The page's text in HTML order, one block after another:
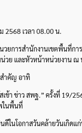
เวลา 08.00 น.
ยการสำนักงานเขตพื้นที่ก
วย และหัวหน้าหน่วยงาน ณ
ำคัญ อาทิ
ช้า ข่าว สพฐ.” ครั้งที่ 19/
ในพื้นที่
ดีในโอกาสวันคล้ายวันเกิดแ